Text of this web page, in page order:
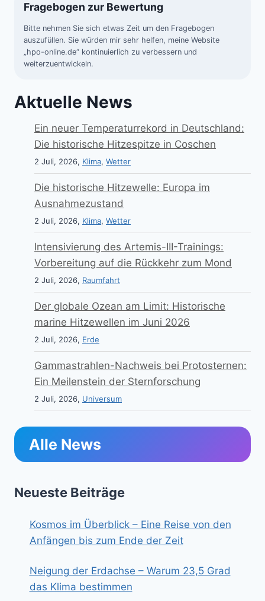
Fragebogen zur Bewertung
Bitte nehmen Sie sich etwas Zeit um den Fragebogen
auszufüllen. Sie würden mir sehr helfen, meine Website
„hpo-online.de“ kontinuierlich zu verbessern und
weiterzuentwickeln.
Aktuelle News
Ein neuer Temperaturrekord in Deutschland:
Die historische Hitzespitze in Coschen
2 Juli, 2026, Klima, Wetter
Die historische Hitzewelle: Europa im
Ausnahmezustand
2 Juli, 2026, Klima, Wetter
Intensivierung des Artemis-III-Trainings:
Vorbereitung auf die Rückkehr zum Mond
2 Juli, 2026, Raumfahrt
Der globale Ozean am Limit: Historische
marine Hitzewellen im Juni 2026
2 Juli, 2026, Erde
Gammastrahlen-Nachweis bei Protosternen:
Ein Meilenstein der Sternforschung
2 Juli, 2026, Universum
Alle News
Neueste Beiträge
Kosmos im Überblick – Eine Reise von den
Anfängen bis zum Ende der Zeit
Neigung der Erdachse – Warum 23,5 Grad
das Klima bestimmen